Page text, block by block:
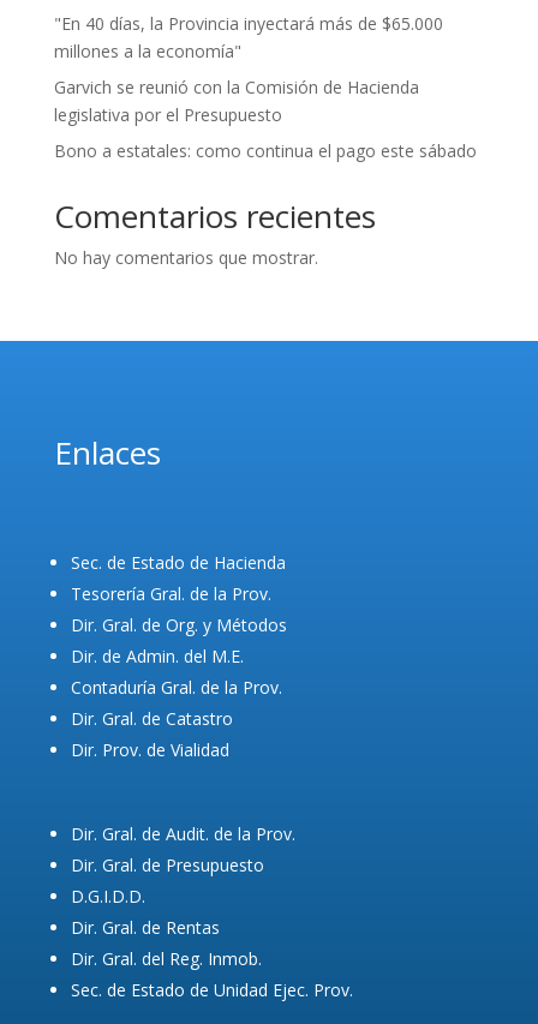
"En 40 días, la Provincia inyectará más de $65.000
millones a la economía"
Garvich se reunió con la Comisión de Hacienda
legislativa por el Presupuesto
Bono a estatales: como continua el pago este sábado
Comentarios recientes
No hay comentarios que mostrar.
Enlaces
Sec. de Estado de Hacienda
Tesorería Gral. de la Prov.
Dir. Gral. de Org. y Métodos
Dir. de Admin. del M.E.
Contaduría Gral. de la Prov.
Dir. Gral. de Catastro
Dir. Prov. de Vialidad
Dir. Gral. de Audit. de la Prov.
Dir. Gral. de Presupuesto
D.G.I.D.D.
Dir. Gral. de Rentas
Dir. Gral. del Reg. Inmob.
Sec. de Estado de Unidad Ejec. Prov.